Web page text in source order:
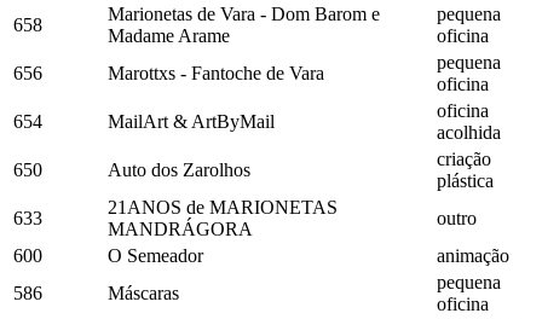
658
Marionetas de Vara - Dom Barom e
Madame Arame
pequena
oficina
656
Marottxs - Fantoche de Vara
pequena
oficina
654
MailArt & ArtByMail
oficina
acolhida
650
Auto dos Zarolhos
criação
plástica
633
21ANOS de MARIONETAS
MANDRÁGORA
outro
600
O Semeador
animação
586
Máscaras
pequena
oficina